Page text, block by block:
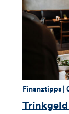
Thema:
Finanztipps |